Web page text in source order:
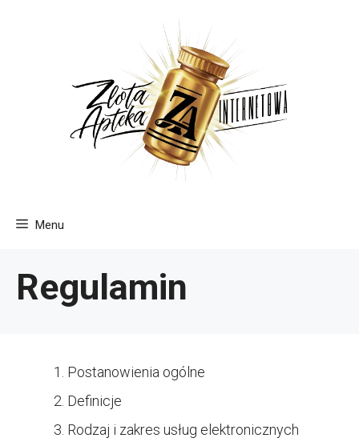
Menu
Regulamin
Postanowienia ogólne
Definicje
Rodzaj i zakres usług elektronicznych